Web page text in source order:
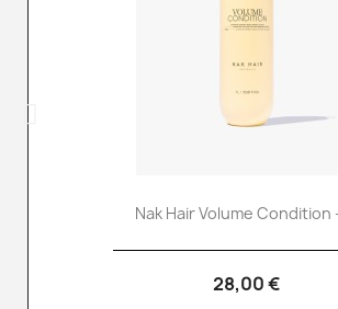
Nak Hair Volume Condition
28,00 €